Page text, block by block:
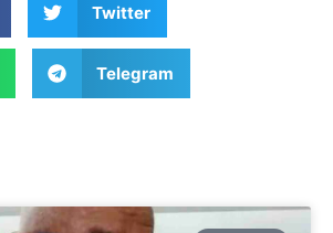
Twitter
Telegram